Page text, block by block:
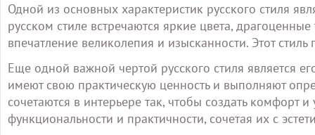
Одной из основных характеристик русского стиля
русском стиле встречаются яркие цвета,
впечатление великолепия и изысканности. Этот
Еще одной важной чертой русского стиля является
имеют свою практическую ценность и выполняют
сочетаются в интерьере так, чтобы создать комфорт
функциональности и практичности, сочетая их с